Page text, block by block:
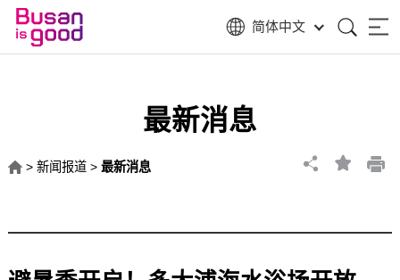
简体中文
最新消息
> 新闻报道> 最新消息